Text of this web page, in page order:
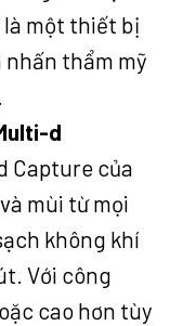
là một thiết bị
nhấn thẩm mỹ
d
Capture của
mùi từ mọi
không khí
Với công
cao hơn tùy